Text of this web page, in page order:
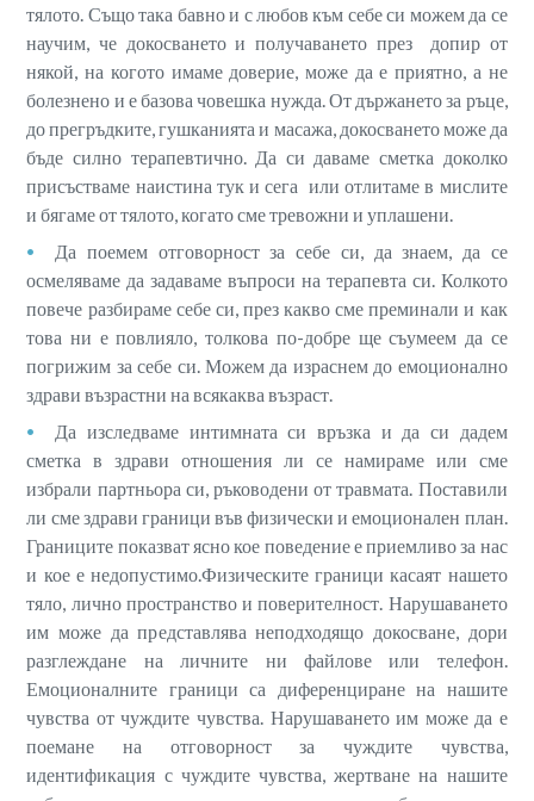
тялото. Също така бавно и с любов към себе си можем да се
научим, че докосването и получаването през допир от
някой, на когото имаме доверие, може да е приятно, а не
болезнено и е базова човешка нужда. От държането за ръце,
до прегръдките, гушканията и масажа, докосването може да
бъде силно терапевтично. Да си даваме сметка доколко
присъстваме наистина тук и сега или отлитаме в мислите
и бягаме от тялото, когато сме тревожни и уплашени.
Да поемем отговорност за себе си, да знаем, да се
осмеляваме да задаваме въпроси на терапевта си. Колкото
повече разбираме себе си, през какво сме преминали и как
това ни е повлияло, толкова по-добре ще съумеем да се
погрижим за себе си. Можем да израснем до емоционално
здрави възрастни на всякаква възраст.
Да изследваме интимната си връзка и да си дадем
сметка в здрави отношения ли се намираме или сме
избрали партньора си, ръководени от травмата. Поставили
ли сме здрави граници във физически и емоционален план.
Границите показват ясно кое поведение е приемливо за нас
и кое е недопустимо.Физическите граници касаят нашето
тяло, лично пространство и поверителност. Нарушаването
им може да представлява неподходящо докосване, дори
разглеждане на личните ни файлове или телефон.
Емоционалните граници са диференциране на нашите
чувства от чуждите чувства. Нарушаването им може да е
поемане на отговорност за чуждите чувства,
идентификация с чуждите чувства, жертване на нашите